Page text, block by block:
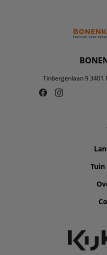
Tinbergenlaan 9 3401